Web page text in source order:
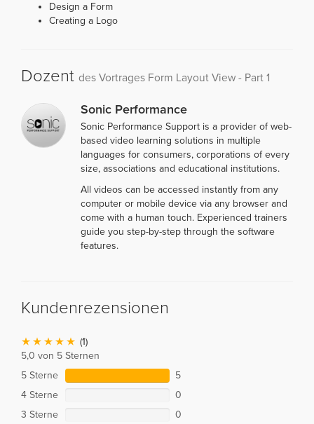
Design a Form
Creating a Logo
Dozent des Vortrages Form Layout View - Part 1
Sonic Performance
Sonic Performance Support is a provider of web-
based video learning solutions in multiple
languages for consumers, corporations of every
size, associations and educational institutions.
All videos can be accessed instantly from any
computer or mobile device via any browser and
come with a human touch. Experienced trainers
guide you step-by-step through the software
features.
Kundenrezensionen
(1)
5,0 von 5 Sternen
5 Sterne
5
4 Sterne
0
3 Sterne
0